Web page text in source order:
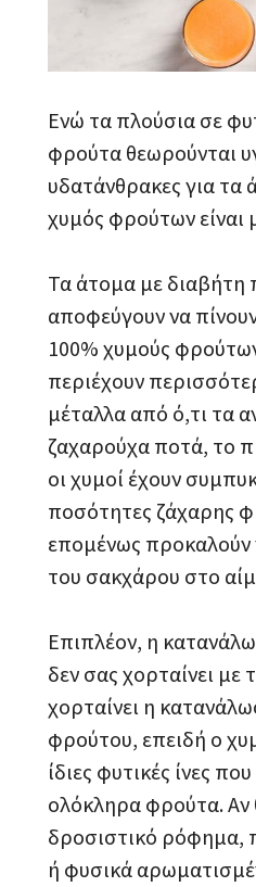
Ενώ τα πλούσια σε
φρούτα θεωρούνται
υδατάνθρακες για τα
χυμός φρούτων είναι
Τα άτομα με διαβήτη
αποφεύγουν να
100% χυμούς
περιέχουν
μέταλλα από ό,τι τα
ζαχαρούχα ποτά, το
οι χυμοί έχουν
ποσότητες ζάχαρης
επομένως
του σακχάρου στο
Επιπλέον, η
δεν σας χορταίνει με
χορταίνει η
φρούτου, επειδή ο
ίδιες φυτικές ίνες
ολόκληρα φρούτα. Αν
δροσιστικό ρόφημα,
ή φυσικά